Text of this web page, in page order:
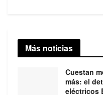
Más noticias
Cuestan
más: el
eléctricos